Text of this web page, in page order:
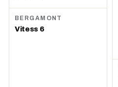
BERGAMONT
Vitess 6